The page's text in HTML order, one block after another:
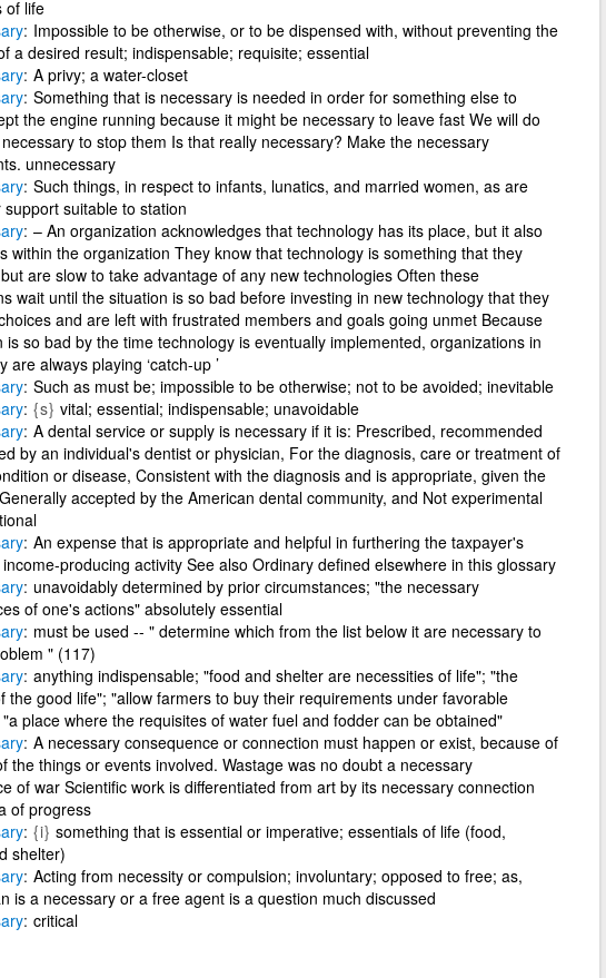
of life
Impossible to be otherwise, or to be dispensed with, without preventing the
a desired result; indispensable; requisite; essential
A privy; a water-closet
Something that is necessary is needed in order for something else to
the engine running because it might be necessary to leave fast We will do
to stop them Is that really necessary? Make the necessary
unnecessary
Such things, in respect to infants, lunatics, and married women, as are
support suitable to station
– An organization acknowledges that technology has its place, but it also
within the organization They know that technology is something that they
are slow to take advantage of any new technologies Often these
wait until the situation is so bad before investing in new technology that they
and are left with frustrated members and goals going unmet Because
is so bad by the time technology is eventually implemented, organizations in
are always playing ‘catch-up ’
Such as must be; impossible to be otherwise; not to be avoided; inevitable
{s} vital; essential; indispensable; unavoidable
A dental service or supply is necessary if it is: Prescribed, recommended
by an individual's dentist or physician, For the diagnosis, care or treatment of
or disease, Consistent with the diagnosis and is appropriate, given the
accepted by the American dental community, and Not experimental
An expense that is appropriate and helpful in furthering the taxpayer's
producing activity See also Ordinary defined elsewhere in this glossary
unavoidably determined by prior circumstances; "the necessary
of one's actions" absolutely essential
must be used -- " determine which from the list below it are necessary to
" (117)
anything indispensable; "food and shelter are necessities of life"; "the
the good life"; "allow farmers to buy their requirements under favorable
place where the requisites of water fuel and fodder can be obtained"
A necessary consequence or connection must happen or exist, because of
the things or events involved. Wastage was no doubt a necessary
of war Scientific work is differentiated from art by its necessary connection
of progress
{i} something that is essential or imperative; essentials of life (food,
shelter)
Acting from necessity or compulsion; involuntary; opposed to free; as,
is a necessary or a free agent is a question much discussed
critical